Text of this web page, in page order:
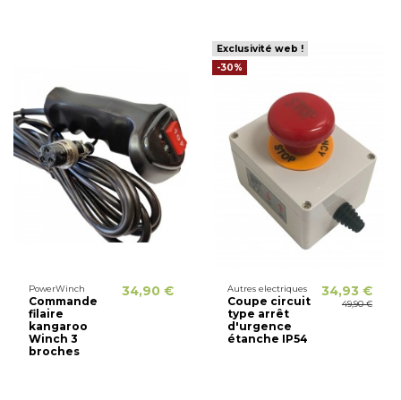
PowerWinch
Commande
filaire
kangaroo
Winch 3
broches
34,90 €
Exclusivité web !
-30%
Autres electriques
Coupe circuit
type arrêt
d'urgence
étanche IP54
34,93 €
49,90 €